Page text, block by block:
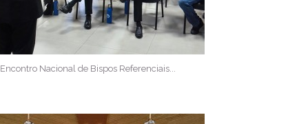
Encontro Nacional de Bispos Referenciais...